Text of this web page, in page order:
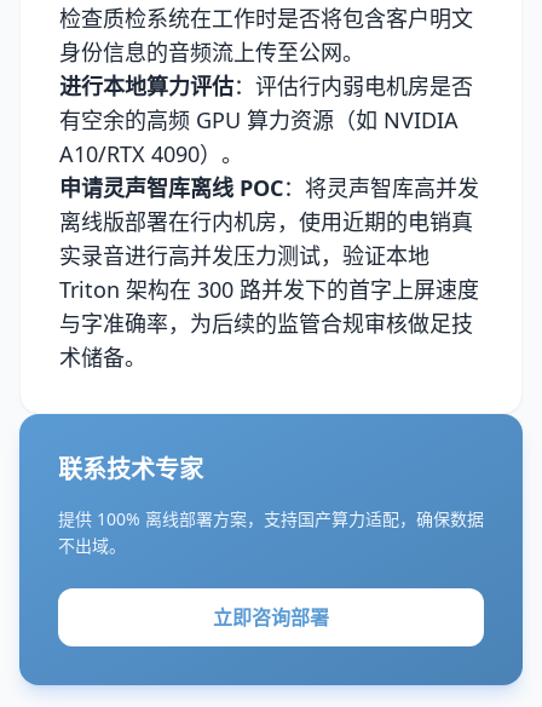
检查质检系统在工作时是否将包含客户明文
身份信息的音频流上传至公网。
进行本地算力评估：评估行内弱电机房是否
有空余的高频 GPU 算力资源（如 NVIDIA
A10/RTX 4090）。
申请灵声智库离线 POC：将灵声智库高并发
离线版部署在行内机房，使用近期的电销真
实录音进行高并发压力测试，验证本地
Triton 架构在 300 路并发下的首字上屏速度
与字准确率，为后续的监管合规审核做足技
术储备。
联系技术专家
提供 100% 离线部署方案，支持国产算力适配，确保数据
不出域。
立即咨询部署